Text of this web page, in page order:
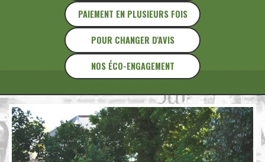
PAIEMENT EN PLUSIEURS FOIS
POUR CHANGER D'AVIS
NOS ÉCO-ENGAGEMENT